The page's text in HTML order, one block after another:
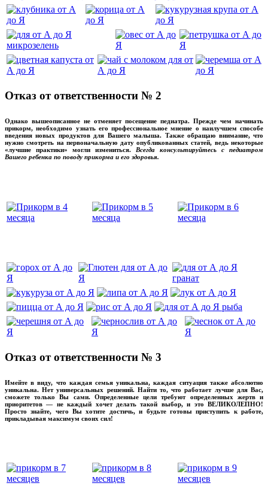
Отказ от ответственности № 2
Однако вышеописанное не отменяет посещение педиатра. Прежде чем начинать
прикорм, необходимо узнать его профессиональное мнение о наилучшем способе
введения новых продуктов для Вашего малыша. Также обращаю внимание, что
нужно смотреть на первоначальную дату опубликованных статей, ведь некоторые
«лучшие практики» могли измениться. Всегда консультируйтесь с педиатром
Вашего ребенка по поводу прикорма и его здоровья.
Отказ от ответственности № 3
Имейте в виду, что каждая семья уникальна, каждая ситуация также абсолютно
уникальна. Нет универсальных решений. Найти то, что работает лучше для Вас,
сможете только Вы сами. Определенные цели требуют определенных жертв и
приоритетов — не каждый хочет делать такой выбор, и это ВЕЛИКОЛЕПНО!
Просто знайте, чего Вы хотите достичь, и будьте готовы приступить к работе,
прикладывая максимум своих сил!